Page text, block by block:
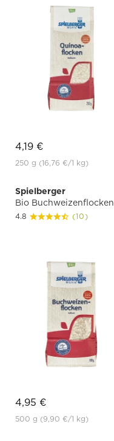
4,19 €
250 g (16,76 €/1 kg)
Spielberger
Bio Buchweizenflocken
4.8 (10)
4,95 €
500 g (9,90 €/1 kg)